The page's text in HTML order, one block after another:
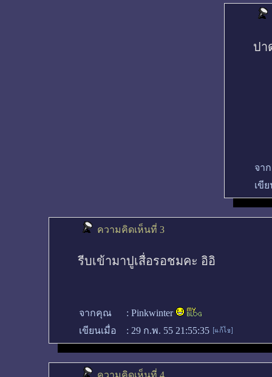
ปา
จา
เขี
ความคิดเห็นที่ 3
รีบเข้ามาปูเสื่อรอชมคะ อิอิ
จากคุณ : Pinkwinter
เขียนเมื่อ
: 29 ก.พ. 55 21:55:35
ความคิดเห็นที่ 4